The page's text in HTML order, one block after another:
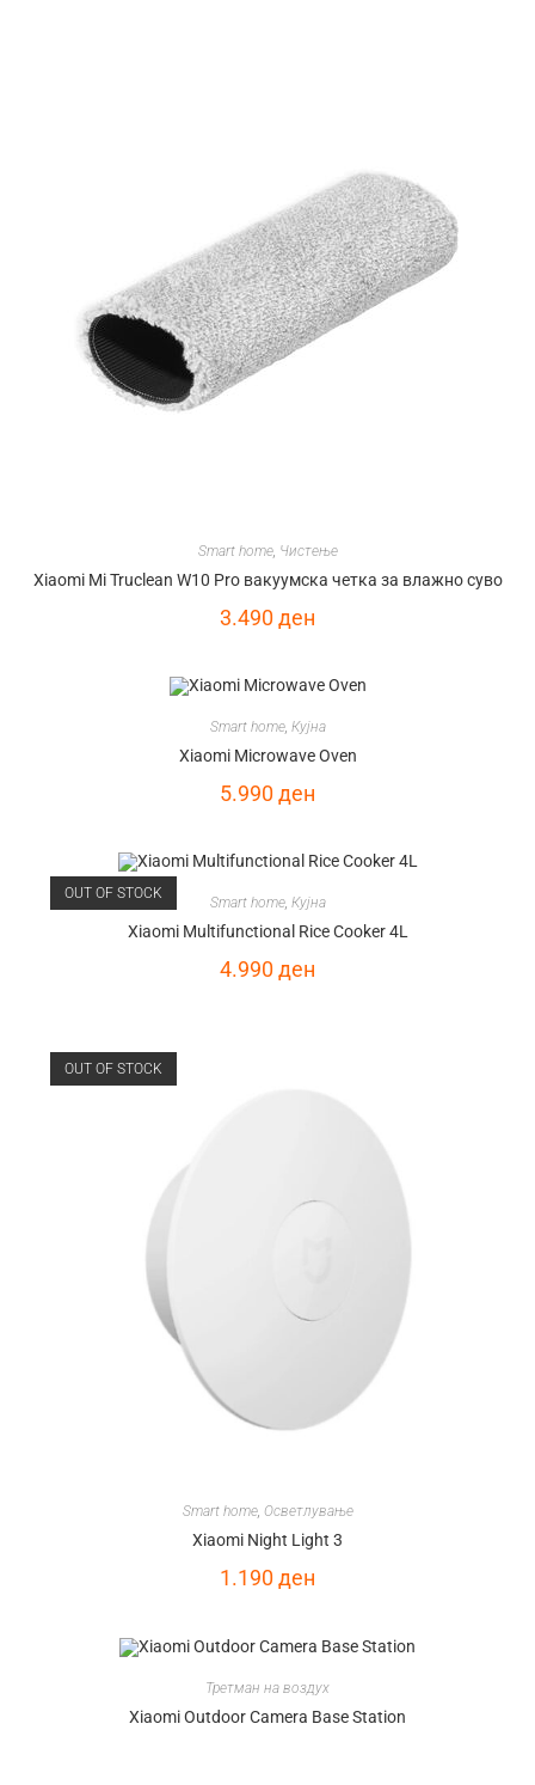
Smart home, Чистење
Xiaomi Mi Truclean W10 Pro вакуумска четка за влажно суво
3.490ден
Smart home, Кујна
Xiaomi Microwave Oven
5.990ден
OUT OF STOCK
Smart home, Кујна
Xiaomi Multifunctional Rice Cooker 4L
4.990ден
OUT OF STOCK
Smart home, Осветлување
Xiaomi Night Light 3
1.190ден
Третман на воздух
Xiaomi Outdoor Camera Base Station